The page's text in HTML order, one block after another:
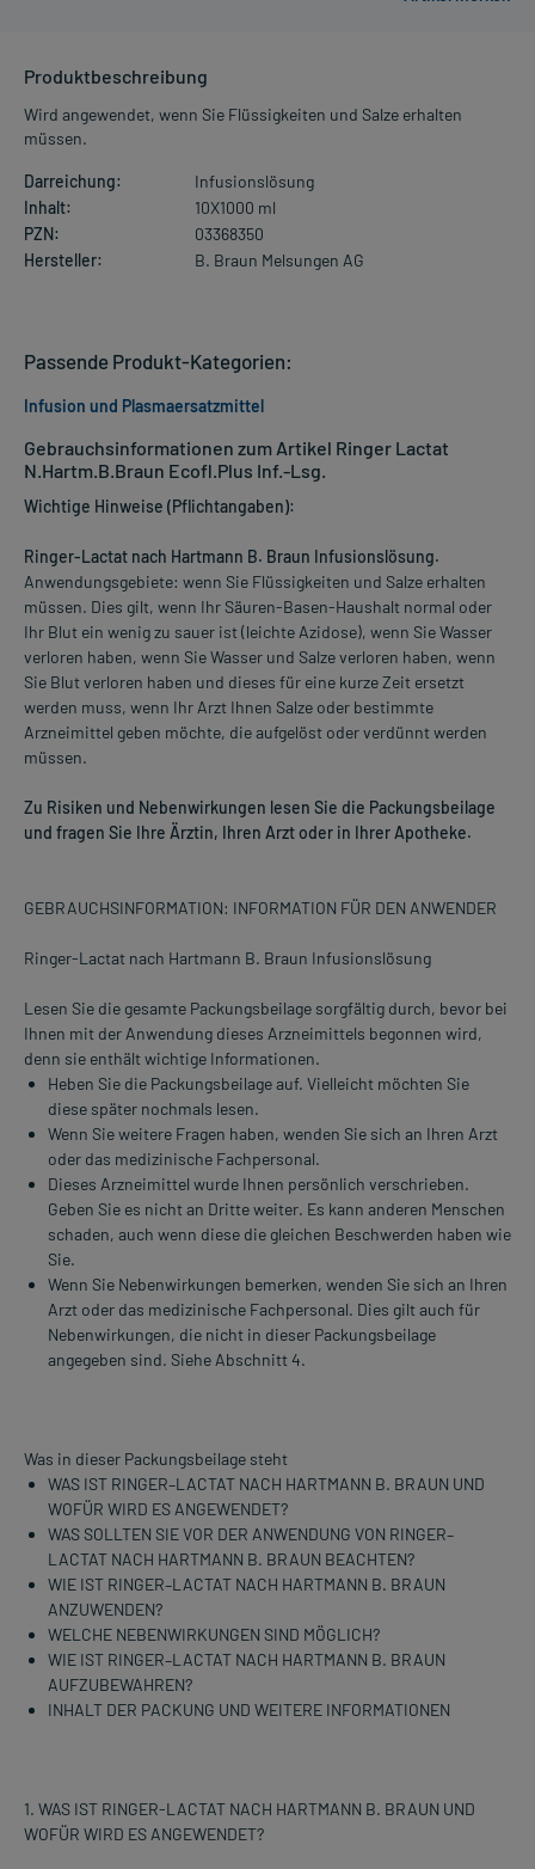
Produktbeschreibung
Wird angewendet, wenn Sie Flüssigkeiten und Salze erhalten
müssen.
Darreichung:
Infusionslösung
Inhalt:
10X1000 ml
PZN:
03368350
Hersteller:
B. Braun Melsungen AG
Gebrauchsinformationen zum Artikel Ringer Lactat
N.Hartm.B.Braun Ecofl.Plus Inf.-Lsg.
Wichtige Hinweise (Pflichtangaben):
Ringer-Lactat nach Hartmann B. Braun Infusionslösung.
Anwendungsgebiete: wenn Sie Flüssigkeiten und Salze erhalten
müssen. Dies gilt, wenn Ihr Säuren-Basen-Haushalt normal oder
Ihr Blut ein wenig zu sauer ist (leichte Azidose), wenn Sie Wasser
verloren haben, wenn Sie Wasser und Salze verloren haben, wenn
Sie Blut verloren haben und dieses für eine kurze Zeit ersetzt
werden muss, wenn Ihr Arzt Ihnen Salze oder bestimmte
Arzneimittel geben möchte, die aufgelöst oder verdünnt werden
müssen.
Zu Risiken und Nebenwirkungen lesen Sie die Packungsbeilage
und fragen Sie Ihre Ärztin, Ihren Arzt oder in Ihrer Apotheke.
GEBRAUCHSINFORMATION: INFORMATION FÜR DEN ANWENDER
Ringer-Lactat nach Hartmann B. Braun Infusionslösung
Lesen Sie die gesamte Packungsbeilage sorgfältig durch, bevor bei
Ihnen mit der Anwendung dieses Arzneimittels begonnen wird,
denn sie enthält wichtige Informationen.
Heben Sie die Packungsbeilage auf. Vielleicht möchten Sie
diese später nochmals lesen.
Wenn Sie weitere Fragen haben, wenden Sie sich an Ihren Arzt
oder das medizinische Fachpersonal.
Dieses Arzneimittel wurde Ihnen persönlich verschrieben.
Geben Sie es nicht an Dritte weiter. Es kann anderen Menschen
schaden, auch wenn diese die gleichen Beschwerden haben wie
Sie.
Wenn Sie Nebenwirkungen bemerken, wenden Sie sich an Ihren
Arzt oder das medizinische Fachpersonal. Dies gilt auch für
Nebenwirkungen, die nicht in dieser Packungsbeilage
angegeben sind. Siehe Abschnitt 4.
Was in dieser Packungsbeilage steht
WAS IST RINGER–LACTAT NACH HARTMANN B. BRAUN UND
WOFÜR WIRD ES ANGEWENDET?
WAS SOLLTEN SIE VOR DER ANWENDUNG VON RINGER–
LACTAT NACH HARTMANN B. BRAUN BEACHTEN?
WIE IST RINGER–LACTAT NACH HARTMANN B. BRAUN
ANZUWENDEN?
WELCHE NEBENWIRKUNGEN SIND MÖGLICH?
WIE IST RINGER–LACTAT NACH HARTMANN B. BRAUN
AUFZUBEWAHREN?
INHALT DER PACKUNG UND WEITERE INFORMATIONEN
1. WAS IST RINGER-LACTAT NACH HARTMANN B. BRAUN UND
WOFÜR WIRD ES ANGEWENDET?
Passende Produkt-Kategorien:
Infusion und Plasmaersatzmittel